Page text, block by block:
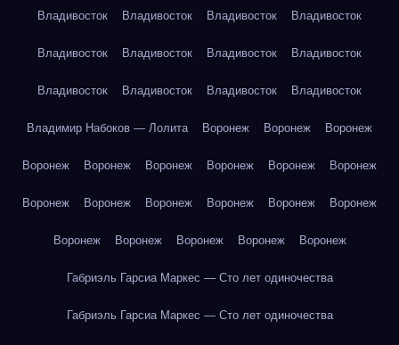
Владивосток Владивосток Владивосток Владивосток
Владивосток Владивосток Владивосток Владивосток
Владивосток Владивосток Владивосток Владивосток
Владимир Набоков — Лолита Воронеж Воронеж Воронеж
Воронеж Воронеж Воронеж Воронеж Воронеж Воронеж
Воронеж Воронеж Воронеж Воронеж Воронеж Воронеж
Воронеж Воронеж Воронеж Воронеж Воронеж
Габриэль Гарсиа Маркес — Сто лет одиночества
Габриэль Гарсиа Маркес — Сто лет одиночества